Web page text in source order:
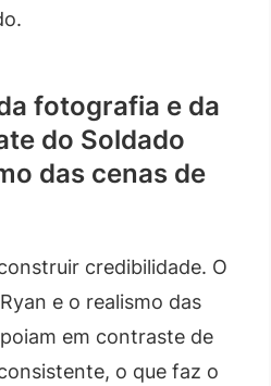
fotografia e da
do Soldado
das cenas de
credibilidade. O
e o realismo das
em contraste de
o que faz o